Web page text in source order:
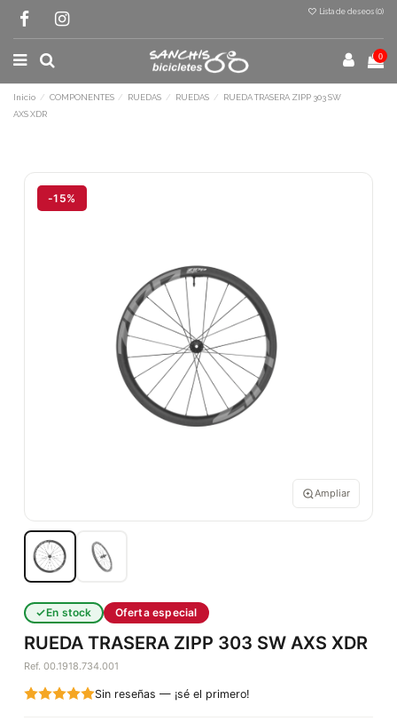
Lista de deseos (0)
0
Inicio COMPONENTES RUEDAS RUEDAS
RUEDA TRASERA ZIPP 303 SW
AXS XDR
-15%
Ampliar
En stock Oferta especial
RUEDA TRASERA ZIPP 303 SW AXS XDR
Ref. 00.1918.734.001
Sin reseñas — ¡sé el primero!
SW AXS XDR